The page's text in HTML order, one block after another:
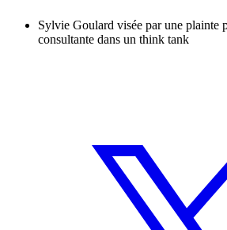
Sylvie Goulard visée par une plainte
consultante dans un think tank